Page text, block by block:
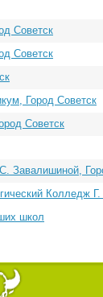
Советск
Советск
Город Советск
Советск
Завалишиной,
Колледж
школ